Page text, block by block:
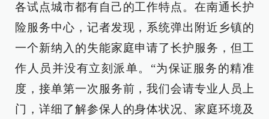
各试点城市都有自己的工作特点。在南通长护
险服务中心，记者发现，系统弹出附近乡镇的
一个新纳入的失能家庭申请了长护服务，但工
作人员并没有立刻派单。“为保证服务的精准
度，接单第一次服务前，我们会请专业人员上
门，详细了解参保人的身体状况、家庭环境及